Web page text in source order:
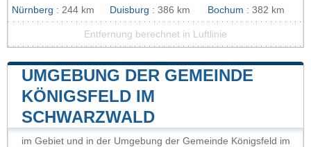
Nürnberg : 244 km Duisburg : 386 km Bochum : 382 km
Entfernung berechnet in Luftlinie
UMGEBUNG DER GEMEINDE
KÖNIGSFELD IM
SCHWARZWALD
im Gebiet und in der Umgebung der Gemeinde Königsfeld im